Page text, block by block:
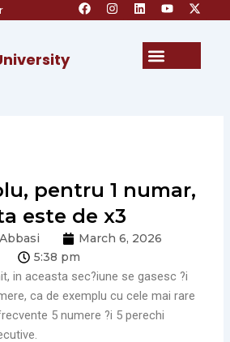
a
c
n
s
i
n
o
u
e
-
t
t
Menu
pentru 1 numar,
este de x3
March 6, 2026
5:38 pm
in aceasta sec?iune se gasesc ?i
ca de exemplu cu cele mai rare
5 numere ?i 5 perechi